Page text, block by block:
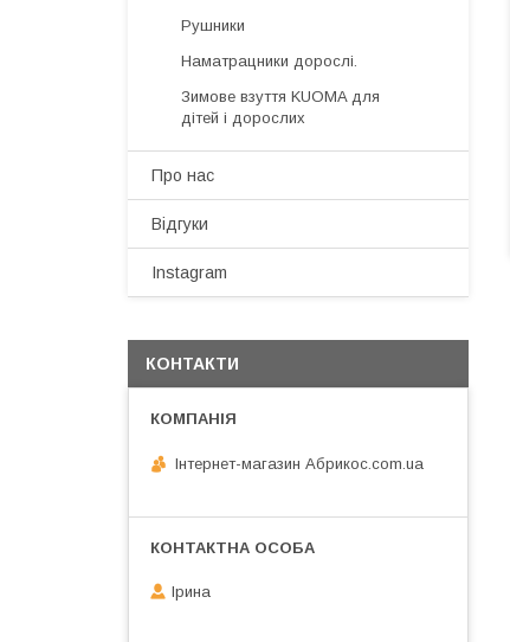
Рушники
Наматрацники дорослі.
Зимове взуття KUOMA для
дітей і дорослих
Про нас
Відгуки
Instagram
КОНТАКТИ
Інтернет-магазин Абрикос.com.ua
Ірина